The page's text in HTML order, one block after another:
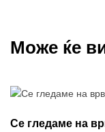
Може ќе
Се гледаме на